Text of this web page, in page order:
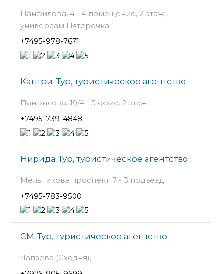
Панфилова, 4 - 4 помещение, 2 этаж,
универсам Пятерочка
+7495-978-7671
Кантри-Тур, туристическое агентство
Панфилова, 19/4 - 5 офис, 2 этаж
+7495-739-4848
Нирида Тур, туристическое агентство
Мельникова проспект, 7 - 3 подъезд
+7495-783-9500
СМ-Тур, туристическое агентство
Чапаева (Сходня), 1